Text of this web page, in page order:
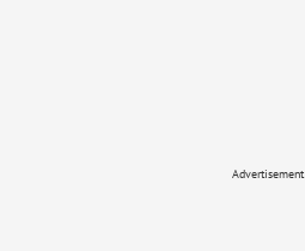
Advertisement